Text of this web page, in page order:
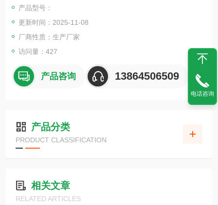
产品型号：
更新时间：2025-11-08
厂商性质：生产厂家
访问量：427
产品咨询 13864506509
产品分类
PRODUCT CLASSIFICATION
相关文章
RELATED ARTICLES
电话咨询